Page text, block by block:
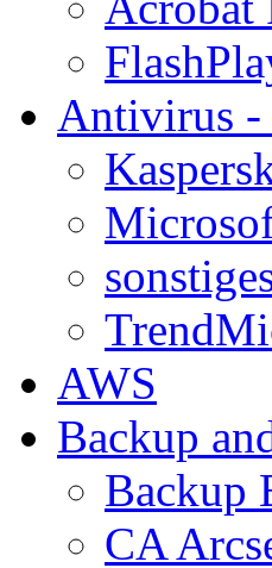
Antivirus -
AWS
Backup
Backup
CA